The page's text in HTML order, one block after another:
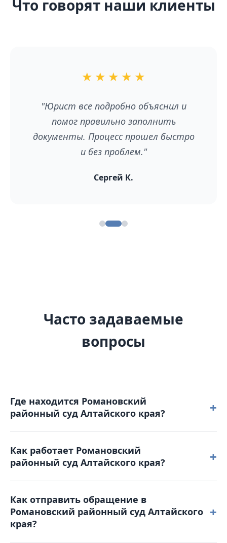
Что говорят наши клиенты
★ ★ ★ ★ ★
"Юрист все подробно объяснил и
помог правильно заполнить
документы. Процесс прошел быстро
и без проблем."
Сергей К.
Часто задаваемые
вопросы
Где находится Романовский
районный суд Алтайского края?
+
расположен по адресу: 658640, Алтайский край,
с. Романово, ул. Советская, д. 91 А.
Как работает Романовский
районный суд Алтайского края?
+
00 пятница: с 8-00 до 16-00. Обеденный перерыв с
12-00 до 12-48. Выходные дни: суббота,
воскресенье и праздничные дни. График приема
Как отправить обращение в
Романовский районный суд Алтайского
края?
+